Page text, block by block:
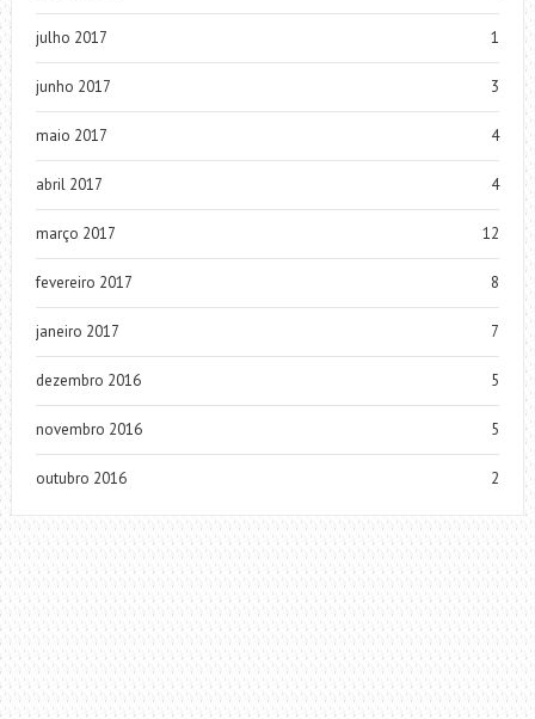
julho 2017 1
junho 2017 3
maio 2017 4
abril 2017 4
março 2017 12
fevereiro 2017 8
janeiro 2017 7
dezembro 2016 5
novembro 2016 5
outubro 2016 2